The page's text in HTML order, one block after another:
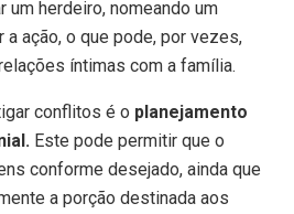
herdeiro, nomeando um
a ação, o que pode, por vezes,
íntimas com a família.
conflitos é o planejamento
Este pode permitir que o
conforme desejado, ainda que
a porção destinada aos